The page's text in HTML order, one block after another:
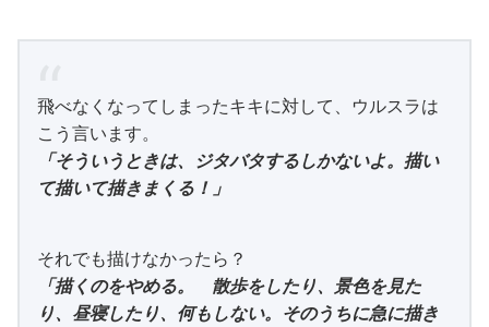
飛べなくなってしまったキキに対して、ウルスラは
こう言います。
「そういうときは、ジタバタするしかないよ。描い
て描いて描きまくる！」
それでも描けなかったら？
「描くのをやめる。 散歩をしたり、景色を見た
り、昼寝したり、何もしない。そのうちに急に描き